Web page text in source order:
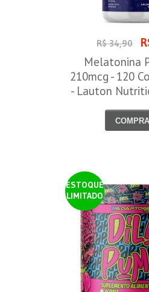
R$ 34,90
Melatonina
210mcg - 120
- Lauton
ESTOQUE
LIMITADO